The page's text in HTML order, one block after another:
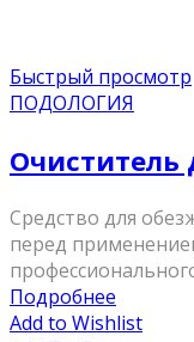
Быстрый просмотр
ПОДОЛОГИЯ
Очиститель
Средство для
перед
Подробнее
Add to Wishlist